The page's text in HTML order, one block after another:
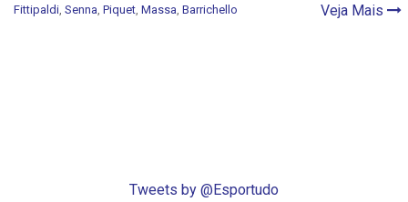
Fittipaldi Senna Piquet Massa Barrichello Veja Mais
Tweets by @Esportudo